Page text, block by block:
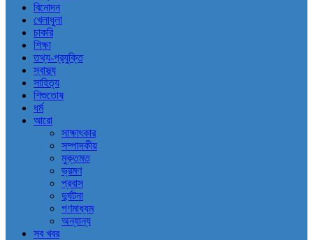
বিনোদন
খেলাধুলা
চাকরি
শিক্ষা
তথ্য-প্রযুক্তি
স্বাস্থ্য
সাহিত্য
শিশুতোষ
ধর্ম
আরো
সাক্ষাৎকার
সম্পাদকীয়
মুক্তমত
ভ্রমণ
প্রবাস
দুর্ঘটনা
গণমাধ্যম
অন্যান্য
সব খবর